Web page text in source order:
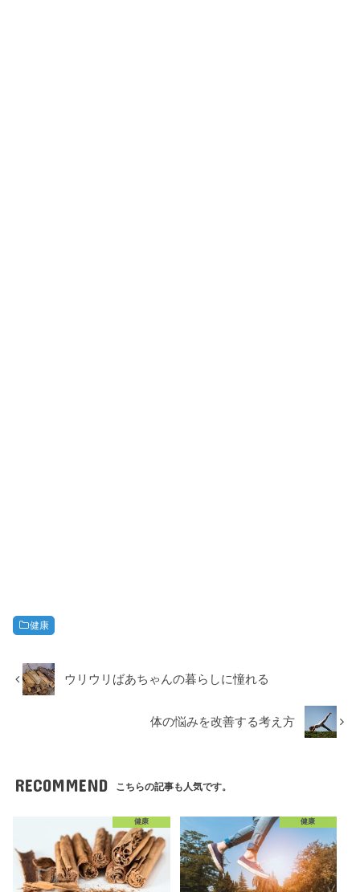
健康
ウリウリばあちゃんの暮らしに憧れる
体の悩みを改善する考え方
RECOMMEND こちらの記事も人気です。
健康 健康